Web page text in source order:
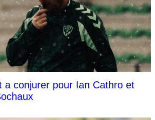
a conjurer pour Ian Cathro et